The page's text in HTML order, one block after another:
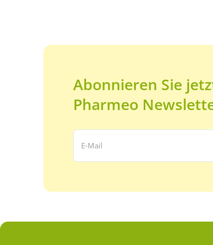
Abonnieren Sie
Pharmeo
Ihre E-Mail Adresse: